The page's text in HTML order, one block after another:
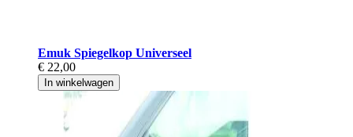
Emuk Spiegelkop Universeel
€ 22,00
In winkelwagen